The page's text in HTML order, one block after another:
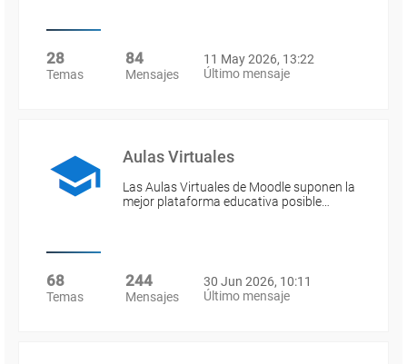
28
Temas
84
Mensajes
11 May 2026, 13:22
Último mensaje
Aulas Virtuales
Las Aulas Virtuales de Moodle suponen la
mejor plataforma educativa posible…
68
Temas
244
Mensajes
30 Jun 2026, 10:11
Último mensaje